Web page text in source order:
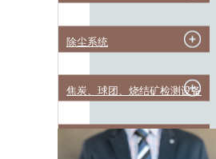
除尘系统
焦炭、球团、烧结矿检测设备
煤炭物理性能检测设备